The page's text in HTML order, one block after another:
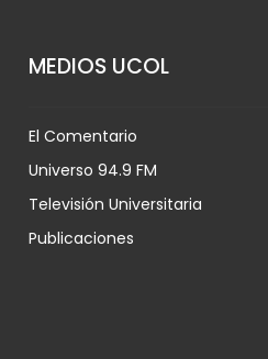
MEDIOS UCOL
El Comentario
Universo 94.9 FM
Televisión Universitaria
Publicaciones